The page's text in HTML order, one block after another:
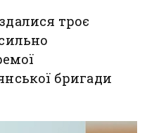
троє
бригади